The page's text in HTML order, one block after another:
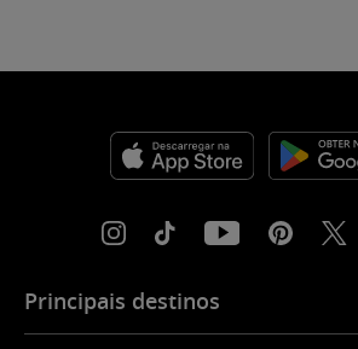
Principais destinos